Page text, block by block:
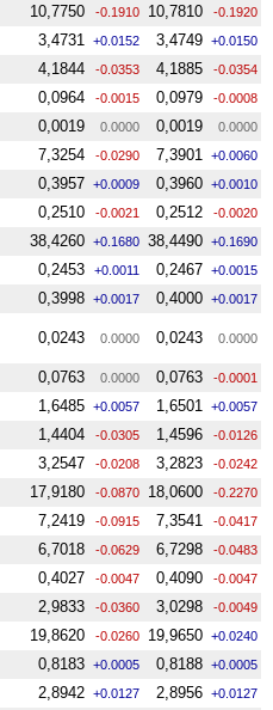
10,7750 -0.1910 10,7810 -0.1920
3,4731 +0.0152 3,4749 +0.0150
4,1844 -0.0353 4,1885 -0.0354
0,0964 -0.0015 0,0979 -0.0008
0,0019 0.0000 0,0019 0.0000
7,3254 -0.0290 7,3901 +0.0060
0,3957 +0.0009 0,3960 +0.0010
0,2510 -0.0021 0,2512 -0.0020
38,4260 +0.1680 38,4490 +0.1690
0,2453 +0.0011 0,2467 +0.0015
0,3998 +0.0017 0,4000 +0.0017
0,0243 0.0000 0,0243 0.0000
0,0763 0.0000 0,0763 -0.0001
1,6485 +0.0057 1,6501 +0.0057
1,4404 -0.0305 1,4596 -0.0126
3,2547 -0.0208 3,2823 -0.0242
17,9180 -0.0870 18,0600 -0.2270
7,2419 -0.0915 7,3541 -0.0417
6,7018 -0.0629 6,7298 -0.0483
0,4027 -0.0047 0,4090 -0.0047
2,9833 -0.0360 3,0298 -0.0049
19,8620 -0.0260 19,9650 +0.0240
0,8183 +0.0005 0,8188 +0.0005
2,8942 +0.0127 2,8956 +0.0127